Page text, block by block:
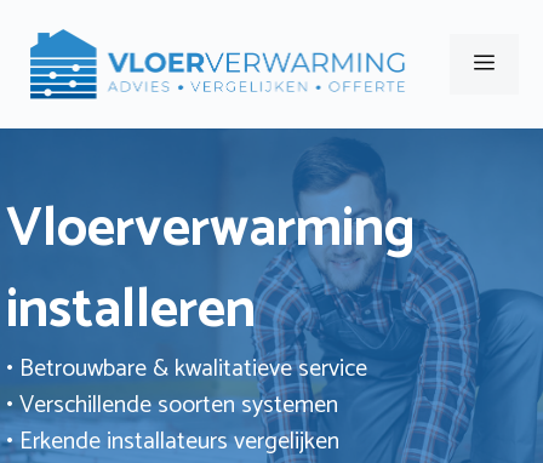
naar
Menu
Vloerverwarming
installeren
• Betrouwbare & kwalitatieve service
• Verschillende soorten systemen
• Erkende installateurs vergelijken